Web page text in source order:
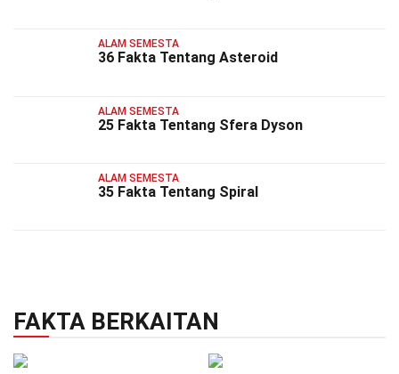
ALAM SEMESTA
36 Fakta Tentang Asteroid
ALAM SEMESTA
25 Fakta Tentang Sfera Dyson
ALAM SEMESTA
35 Fakta Tentang Spiral
FAKTA BERKAITAN